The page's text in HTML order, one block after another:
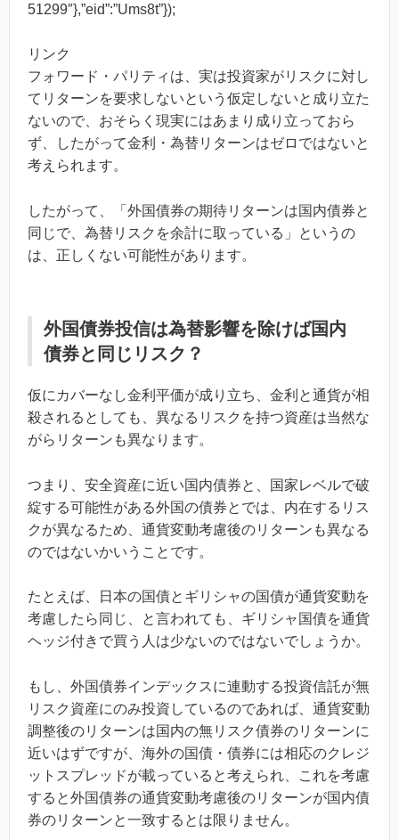
51299″},”eid”:”Ums8t”});
リンク
フォワード・パリティは、実は投資家がリスクに対し
てリターンを要求しないという仮定しないと成り立た
ないので、おそらく現実にはあまり成り立っておら
ず、したがって金利・為替リターンはゼロではないと
考えられます。
したがって、「外国債券の期待リターンは国内債券と
同じで、為替リスクを余計に取っている」というの
は、正しくない可能性があります。
外国債券投信は為替影響を除けば国内
債券と同じリスク？
仮にカバーなし金利平価が成り立ち、金利と通貨が相
殺されるとしても、異なるリスクを持つ資産は当然な
がらリターンも異なります。
つまり、安全資産に近い国内債券と、国家レベルで破
綻する可能性がある外国の債券とでは、内在するリス
クが異なるため、通貨変動考慮後のリターンも異なる
のではないかいうことです。
たとえば、日本の国債とギリシャの国債が通貨変動を
考慮したら同じ、と言われても、ギリシャ国債を通貨
ヘッジ付きで買う人は少ないのではないでしょうか。
もし、外国債券インデックスに連動する投資信託が無
リスク資産にのみ投資しているのであれば、通貨変動
調整後のリターンは国内の無リスク債券のリターンに
近いはずですが、海外の国債・債券には相応のクレジ
ットスプレッドが載っていると考えられ、これを考慮
すると外国債券の通貨変動考慮後のリターンが国内債
券のリターンと一致するとは限りません。